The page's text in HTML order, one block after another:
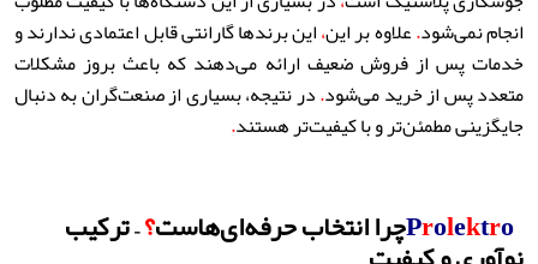
انجام نمی‌شود.علاوه بر این،این برندها گارانتی قابل اعتمادی ندارند و
خدمات پس از فروش ضعیف ارائه می‌دهند که باعث بروز مشکلات
متعدد پس از خرید می‌شود.در نتیجه، بسیاری از صنعت‌گران به دنبال
جایگزینی مطمئن‌تر و با کیفیت‌تر هستند.
Prolektro چرا انتخاب حرفه‌ای‌هاست؟– ترکیب